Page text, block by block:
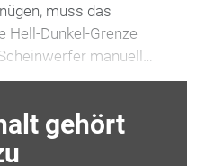
muss das
Hell-Dunkel-Grenze
manuell…
gehört